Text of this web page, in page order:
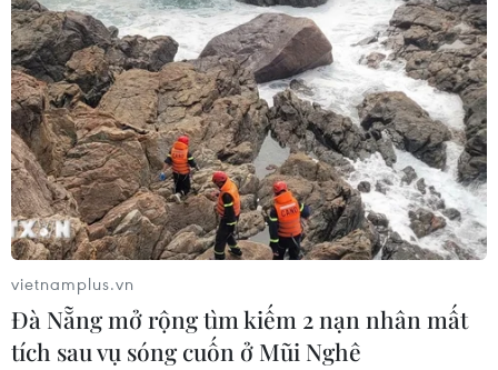
vietnamplus.vn
Đà Nẵng mở rộng tìm kiếm 2 nạn nhân mất
tích sau vụ sóng cuốn ở Mũi Nghê